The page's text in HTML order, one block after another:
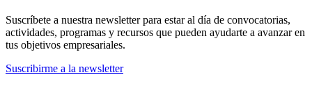
Suscríbete a nuestra newsletter para estar al día de convocatorias,
actividades, programas y recursos que pueden ayudarte a avanzar en
tus objetivos empresariales.
Suscribirme a la newsletter